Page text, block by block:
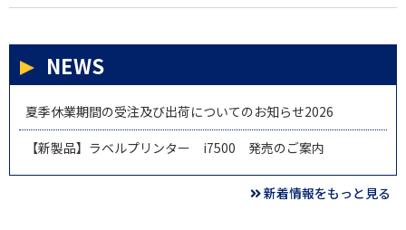
NEWS
夏季休業期間の受注及び出荷についてのお知らせ2026
【新製品】ラベルプリンター i7500 発売のご案内
新着情報をもっと見る